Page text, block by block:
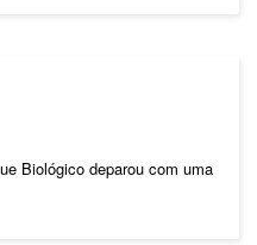
Biológico deparou com uma